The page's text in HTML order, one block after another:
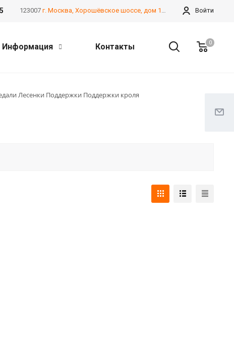
Войти
123007 г. Москва, Хорошёвское шоссе, дом 13А, корпус 2
0
Информация Контакты
Лесенки Поддержки Поддержки кроля